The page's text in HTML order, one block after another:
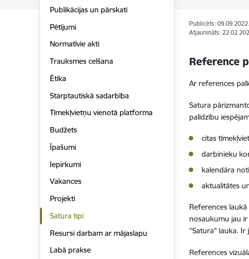
Publikācijas un pārskati
Pētījumi
Normatīvie akti
Trauksmes celšana
Ētika
Starptautiskā sadarbība
Tīmekļvietņu vienotā platforma
Budžets
Īpašumi
Iepirkumi
Vakances
Projekti
Satura tipi
Resursi darbam ar mājaslapu
Labā prakse
Publicēts: 09.09.2022.
Atjaunināts:
Reference
Ar references
Satura
palīdzību
citas
darbinieku
kalendāra
aktualitātes
References
nosaukumu jau
"Satura" lauka. Ir
References